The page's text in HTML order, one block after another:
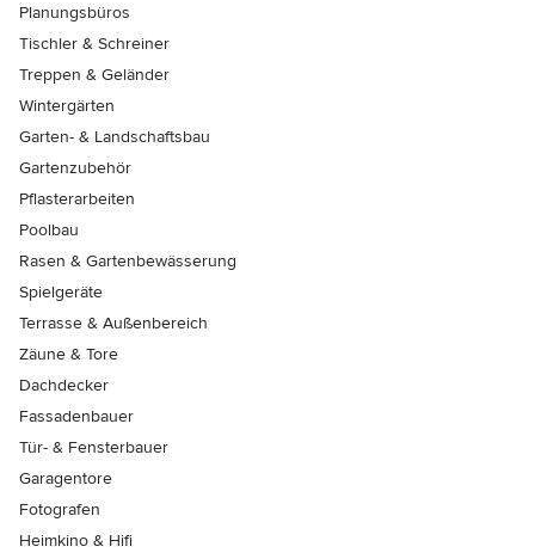
Planungsbüros
Tischler & Schreiner
Treppen & Geländer
Wintergärten
Garten- & Landschaftsbau
Gartenzubehör
Pflasterarbeiten
Poolbau
Rasen & Gartenbewässerung
Spielgeräte
Terrasse & Außenbereich
Zäune & Tore
Dachdecker
Fassadenbauer
Tür- & Fensterbauer
Garagentore
Fotografen
Heimkino & Hifi